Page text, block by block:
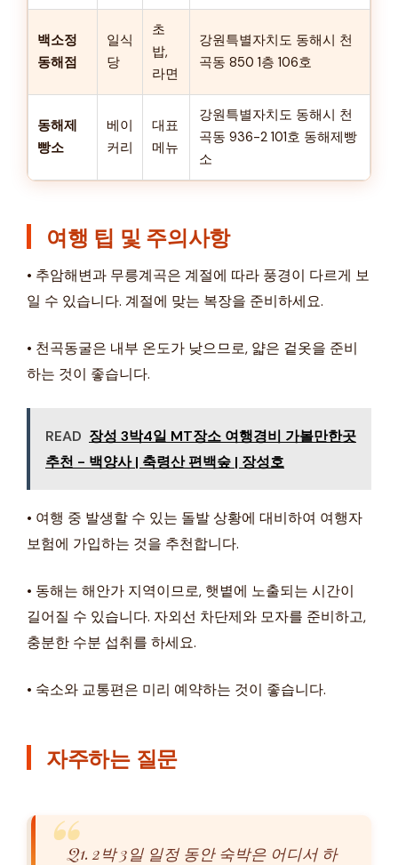
백소정
동해점
일식
당
초
밥,
라면
강원특별자치도 동해시 천
곡동 850 1층 106호
동해제
빵소
베이
커리
대표
메뉴
강원특별자치도 동해시 천
곡동 936-2 101호 동해제빵
소
여행 팁 및 주의사항
• 추암해변과 무릉계곡은 계절에 따라 풍경이 다르게 보
일 수 있습니다. 계절에 맞는 복장을 준비하세요.
• 천곡동굴은 내부 온도가 낮으므로, 얇은 겉옷을 준비
하는 것이 좋습니다.
READ 장성 3박4일 MT장소 여행경비 가볼만한곳
추천 - 백양사 | 축령산 편백숲 | 장성호
• 여행 중 발생할 수 있는 돌발 상황에 대비하여 여행자
보험에 가입하는 것을 추천합니다.
• 동해는 해안가 지역이므로, 햇볕에 노출되는 시간이
길어질 수 있습니다. 자외선 차단제와 모자를 준비하고,
충분한 수분 섭취를 하세요.
• 숙소와 교통편은 미리 예약하는 것이 좋습니다.
자주하는 질문
Q1. 2박 3일 일정 동안 숙박은 어디서 하